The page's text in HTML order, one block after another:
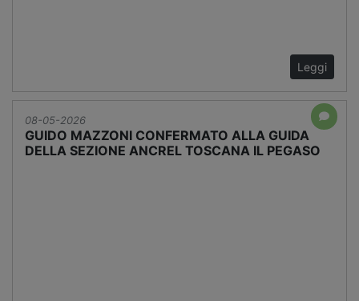
Leggi
08-05-2026
GUIDO MAZZONI CONFERMATO ALLA GUIDA
DELLA SEZIONE ANCREL TOSCANA IL PEGASO